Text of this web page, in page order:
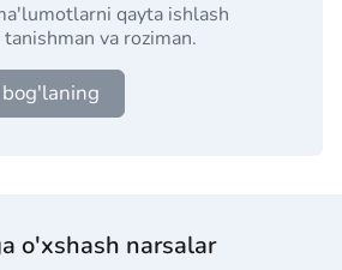
qayta ishlash
va roziman.
o'xshash narsalar